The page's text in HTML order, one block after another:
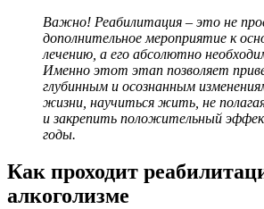
Важно! Реабилитация – это не
дополнительное мероприятие к
лечению, а его абсолютно
Именно этот этап позволяет
глубинным и осознанным
жизни, научиться жить, не
и закрепить положительный
годы.
Как проходит
алкоголизме